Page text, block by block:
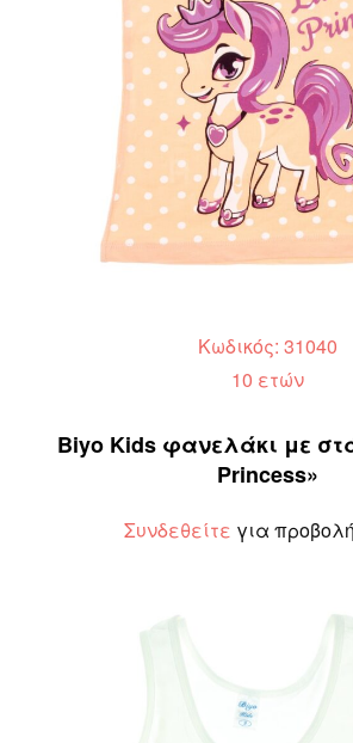
Κωδικός: 31040
10 ετών
Biyo Kids φανελάκι με
Princess»
Συνδεθείτε για